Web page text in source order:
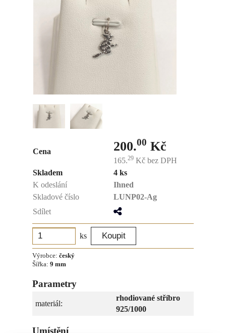
Cena 200.00 Kč
165.29 Kč bez DPH
Skladem
4 ks
K odeslání
Ihned
Skladové číslo
LUNP02-Ag
Sdílet
ks
Výrobce: český
Šířka: 9 mm
Parametry
materiál:
rhodiované stříbro
925/1000
Umístění